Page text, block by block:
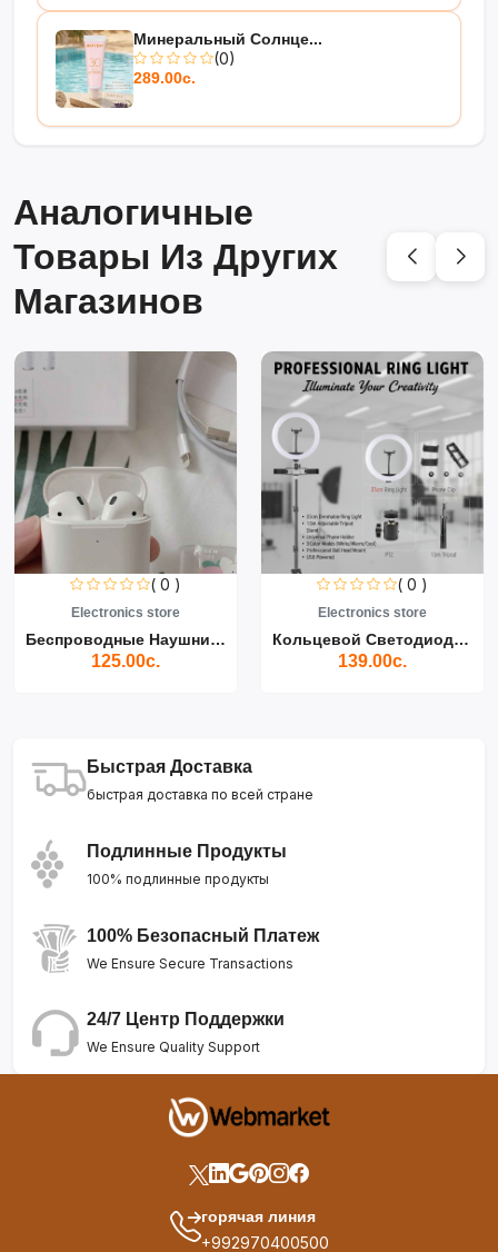
Минеральный Солнце...
(0)
289.00с.
Аналогичные
Товары Из Других
Магазинов
( 0 )
Electronics store
Беспроводные Наушники Air...
125.00с.
( 0 )
Electronics store
Кольцевой Светодиодный Св...
139.00с.
Быстрая Доставка
быстрая доставка по всей стране
Подлинные Продукты
100% подлинные продукты
100% Безопасный Платеж
We Ensure Secure Transactions
24/7 Центр Поддержки
We Ensure Quality Support
горячая линия
+992970400500